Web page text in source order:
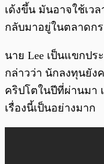
เด้งขึ้น มันอาจใช้เว
กลับมาอยู่ในตลาดก
นาย Lee เป็นแขกปร
กล่าวว่า นักลงทุนยัง
คริปโตในปีที่ผ่านมา
เรื่องนี้เป็นอย่างมาก